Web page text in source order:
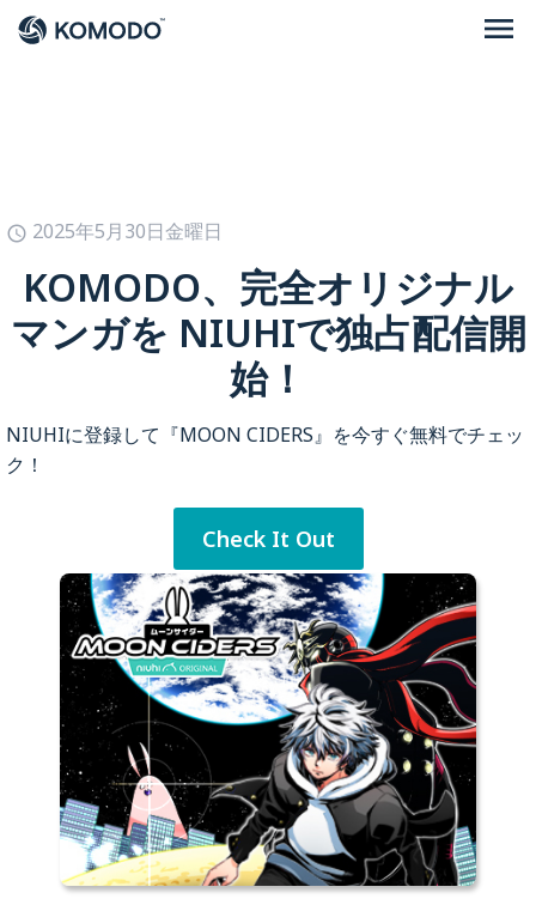
menu
schedule 2025年5月30日金曜日
KOMODO、完全オリジナル
マンガを NIUHIで独占配信開
始！
NIUHIに登録して『MOON CIDERS』を今すぐ無料でチェッ
ク！
Check It Out
お問い合わせ先は次の通りです。
前10時〜午後5時）
個人情報保護方針
株式会社KOMODO（以下、「当社」といいま
す。）では、ＥＣサイトの運営、デジタルコン
テンツの販売、海外プロモーション支援といっ
す。当社はお客様の個人情報保護の重要性を深
く認識し、お客様の個人情報保護を適切に取扱
い、お客様に安心してお付き合いを賜りたいと
考えております。そのため、ここに当社として
のプライバシーポリシーを公開いたします。
第一条 個人情報に関する個人の尊重
個人情報は、利用目的を明確にし、本人の同意
を得た上で収集し、利用目的の達成に必要な範
囲内で利用します。また、その目的外での利用
を行わないための措置を講じます。必要があっ
て個人情報を第三者に提供する場合は、本人の
同意を得た上で、利用目的の達成に必要な範囲
内で提供します。なお、個人情報の開示、修正
等をご希望される場合には、合理的な期間で対